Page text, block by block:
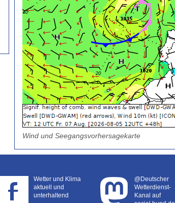
Wind und Seegangsvorhersagekarte
Wetter und Klima
aktuell und
unterhaltend
@Deutscher
Wetterdienst-
Kanal auf